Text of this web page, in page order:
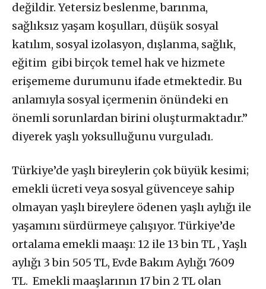
değildir. Yetersiz beslenme, barınma,
sağlıksız yaşam koşulları, düşük sosyal
katılım, sosyal izolasyon, dışlanma, sağlık,
eğitim gibi birçok temel hak ve hizmete
erişememe durumunu ifade etmektedir. Bu
anlamıyla sosyal içermenin önündeki en
önemli sorunlardan birini oluşturmaktadır.”
diyerek yaşlı yoksulluğunu vurguladı.
Türkiye’de yaşlı bireylerin çok büyük kesimi;
emekli ücreti veya sosyal güvenceye sahip
olmayan yaşlı bireylere ödenen yaşlı aylığı ile
yaşamını sürdürmeye çalışıyor. Türkiye’de
ortalama emekli maaşı: 12 ile 13 bin TL , Yaşlı
aylığı 3 bin 505 TL, Evde Bakım Aylığı 7609
TL. Emekli maaşlarının 17 bin 2 TL olan